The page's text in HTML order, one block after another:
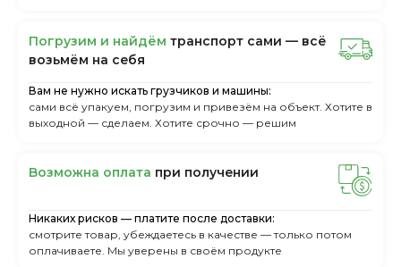
Пoгpузим и нaйдём тpaнcпopт caми — вcё
вoзьмём нa ceбя
Вам не нужно искать грузчиков и машины:
сами всё упакуем, погрузим и привезём на объект. Хотите в
выходной — сделаем. Хотите срочно — решим
Boзмoжнa oплaтa пpи пoлучeнии
Никаких рисков — платите после доставки:
смотрите товар, убеждаетесь в качестве — только потом
оплачиваете. Мы уверены в своём продукте